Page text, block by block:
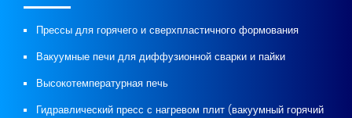
Прессы для горячего и сверхпластичного формования
Вакуумные печи для диффузионной сварки и пайки
Высокотемпературная печь
Гидравлический пресс с нагревом плит (вакуумный горячий